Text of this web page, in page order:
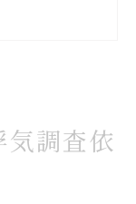
疑念対策
依頼傾向
気調査依